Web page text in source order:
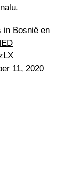
in Bosnië en
11, 2020